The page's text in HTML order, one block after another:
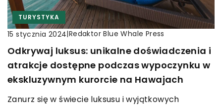
TURYSTYKA
15 stycznia 2024|Redaktor Blue Whale Press
Odkrywaj luksus: unikalne doświadczenia i
atrakcje dostępne podczas wypoczynku w
ekskluzywnym kurorcie na Hawajach
Zanurz się w świecie luksusu i wyjątkowych